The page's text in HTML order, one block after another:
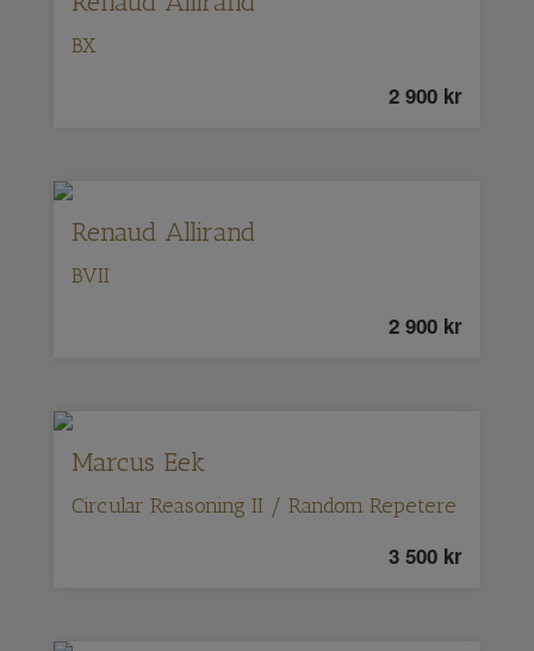
BX
2 900 kr
Renaud Allirand
BVII
2 900 kr
Marcus Eek
Circular Reasoning II / Random Repetere
3 500 kr